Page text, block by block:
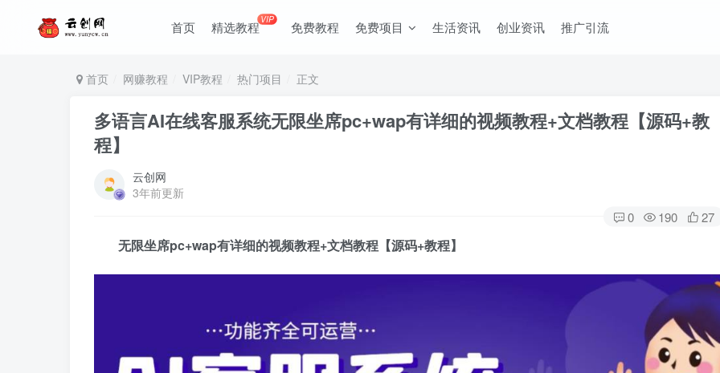
首页 精选教程VIP 免费教程 免费项目 生活资讯 创业资讯 推广引流
首页 网赚教程 VIP教程 热门项目 正文
多语言AI在线客服系统无限坐席pc+wap有详细的视频教程+文档教程【源码+教
程】
云创网
3年前更新
0 190 27
无限坐席pc+wap有详细的视频教程+文档教程【源码+教程】